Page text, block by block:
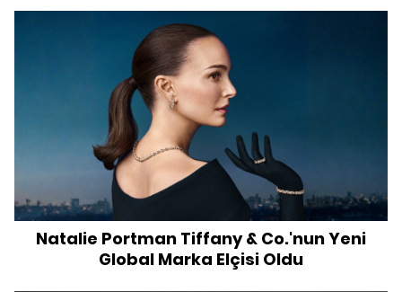
Natalie Portman Tiffany & Co.'nun Yeni
Global Marka Elçisi Oldu